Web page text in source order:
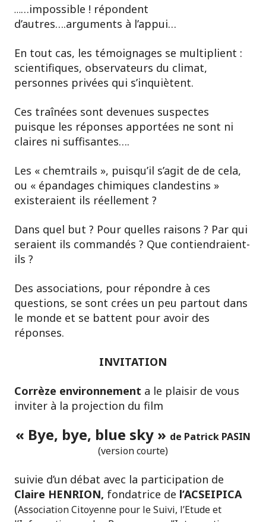
……impossible ! répondent
d’autres….arguments à l’appui…
En tout cas, les témoignages se multiplient :
scientifiques, observateurs du climat,
personnes privées qui s’inquiètent.
Ces traînées sont devenues suspectes
puisque les réponses apportées ne sont ni
claires ni suffisantes….
Les « chemtrails », puisqu’il s’agit de de cela,
ou « épandages chimiques clandestins »
existeraient ils réellement ?
Dans quel but ? Pour quelles raisons ? Par qui
seraient ils commandés ? Que contiendraient-
ils ?
Des associations, pour répondre à ces
questions, se sont crées un peu partout dans
le monde et se battent pour avoir des
réponses.
INVITATION
Corrèze environnement a le plaisir de vous
inviter à la projection du film
« Bye, bye, blue sky » de Patrick PASIN
(version courte)
suivie d’un débat avec la participation de
Claire HENRION, fondatrice de l’ACSEIPICA
(Association Citoyenne pour le Suivi, l’Etude et